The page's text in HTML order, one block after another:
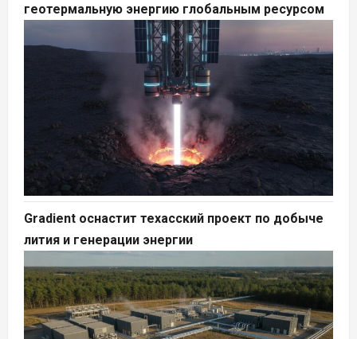
геотермальную энергию глобальным ресурсом
Gradient оснастит техасский проект по добыче
лития и генерации энергии